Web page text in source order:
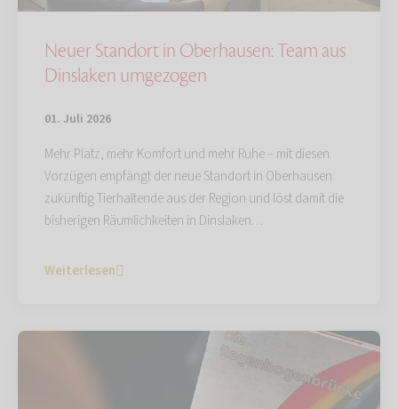
Neuer Standort in Oberhausen: Team aus
Dinslaken umgezogen
01. Juli 2026
Mehr Platz, mehr Komfort und mehr Ruhe – mit diesen
Vorzügen empfängt der neue Standort in Oberhausen
zukünftig Tierhaltende aus der Region und löst damit die
bisherigen Räumlichkeiten in Dinslaken…
Weiterlesen